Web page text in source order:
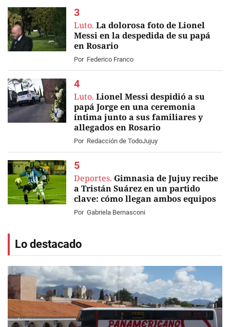
Luto. La dolorosa foto de Lionel
Messi en la despedida de su papá
en Rosario
Por Federico Franco
Luto. Lionel Messi despidió a su
papá Jorge en una ceremonia
íntima junto a sus familiares y
allegados en Rosario
Por Redacción de TodoJujuy
Deportes. Gimnasia de Jujuy recibe
a Tristán Suárez en un partido
clave: cómo llegan ambos equipos
Por Gabriela Bernasconi
Lo destacado